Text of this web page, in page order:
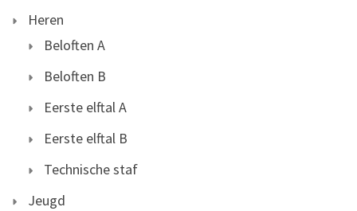
Heren
Beloften A
Beloften B
Eerste elftal A
Eerste elftal B
Technische staf
Jeugd